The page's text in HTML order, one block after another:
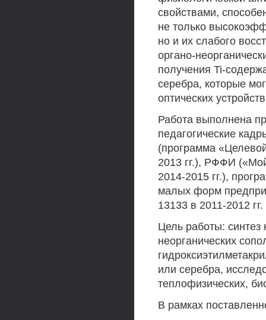
свойствами,
не только
но и их слабого
органо-
получения Ti-
серебра, которые
оптических
Работа выполнена
педагогические
(программа
2013 гг.), РФФИ
2014-2015 гг.),
малых форм
13133 в 2011-2012
Цель работы: синтез
неорганических
или серебра,
теплофизических,
В рамках